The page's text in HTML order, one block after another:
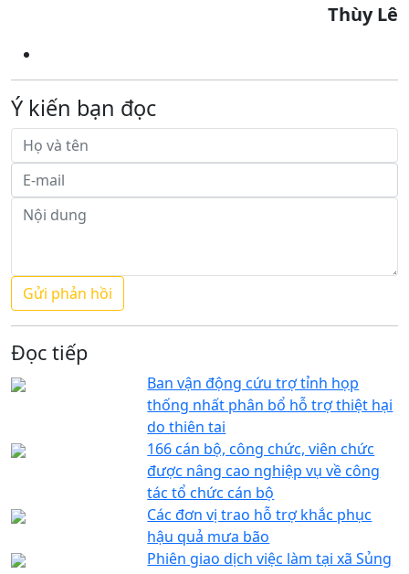
Thùy Lê
Ý kiến bạn đọc
Đọc tiếp
Ban vận động cứu trợ tỉnh họp
thống nhất phân bổ hỗ trợ thiệt hại
do thiên tai
166 cán bộ, công chức, viên chức
được nâng cao nghiệp vụ về công
tác tổ chức cán bộ
Các đơn vị trao hỗ trợ khắc phục
hậu quả mưa bão
Phiên giao dịch việc làm tại xã Sủng